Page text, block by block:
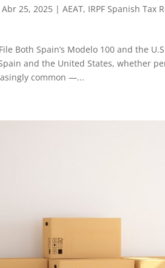
Abr 25, 2025 |AEAT, IRPF Spanish Tax
Both Spain’s Modelo 100 and the
and the United States, whether
common —...